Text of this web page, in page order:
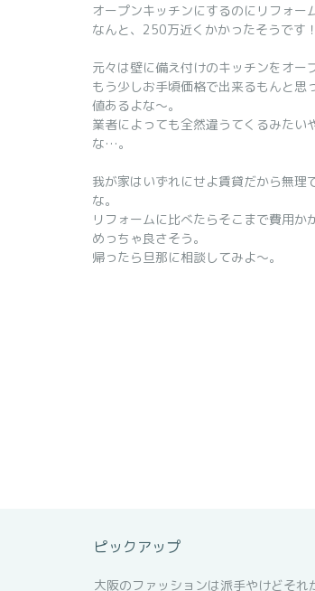
オープンキッチンにするのにリフォー
なんと、250万近くかかったそうです！
元々は壁に備え付けのキッチンをオー
もう少しお手頃価格で出来るもんと
値あるよな～。
業者によっても全然違うてくるみた
な…。
我が家はいずれにせよ賃貸だから無
な。
リフォームに比べたらそこまで費用
めっちゃ良さそう。
帰ったら旦那に相談してみよ～。
ピックアップ
大阪のファッションは派手やけどそれ